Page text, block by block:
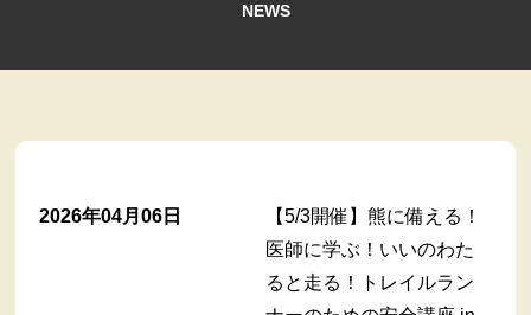
NEWS
2026年04月06日
【5/3開催】熊に備える！
医師に学ぶ！いいのわた
ると走る！トレイルラン